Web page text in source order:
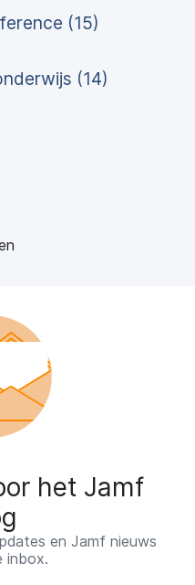
(15)
(14)
het Jamf
en Jamf nieuws
inbox.